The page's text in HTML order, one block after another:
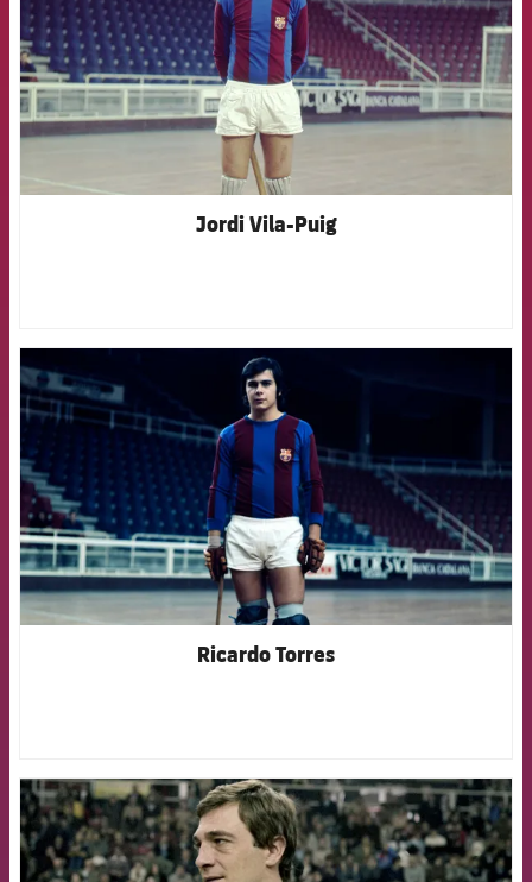
Jordi Vila-Puig
FCB Barcelona badge
Ricardo Torres
FCB Barcelona badge